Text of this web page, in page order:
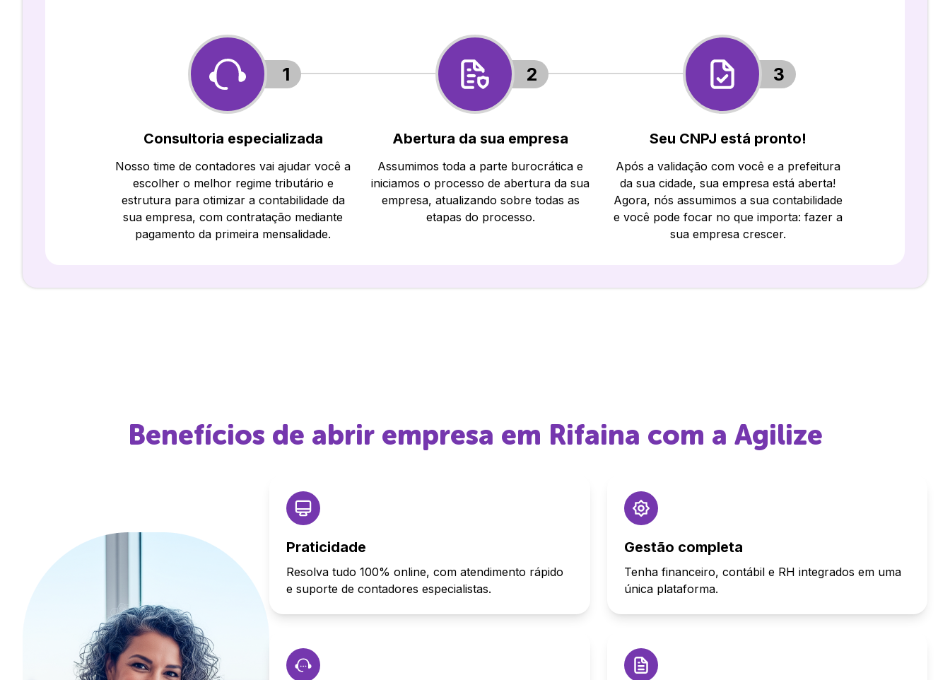
1
Consultoria especializada
Nosso time de contadores vai ajudar você a
escolher o melhor regime tributário e
estrutura para otimizar a contabilidade da
sua empresa, com contratação mediante
pagamento da primeira mensalidade.
2
Abertura da sua empresa
Assumimos toda a parte burocrática e
iniciamos o processo de abertura da sua
empresa, atualizando sobre todas as
etapas do processo.
3
Seu CNPJ está pronto!
Após a validação com você e a prefeitura
da sua cidade, sua empresa está aberta!
Agora, nós assumimos a sua contabilidade
e você pode focar no que importa: fazer a
sua empresa crescer.
Benefícios de abrir empresa em Rifaina com a Agilize
Praticidade
Resolva tudo 100% online, com atendimento rápido
e suporte de contadores especialistas.
Gestão completa
Tenha financeiro, contábil e RH integrados em uma
única plataforma.